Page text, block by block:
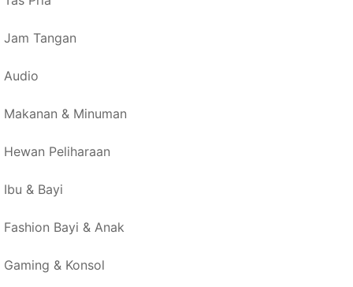
Jam Tangan
Audio
Makanan & Minuman
Hewan Peliharaan
Ibu & Bayi
Fashion Bayi & Anak
Gaming & Konsol